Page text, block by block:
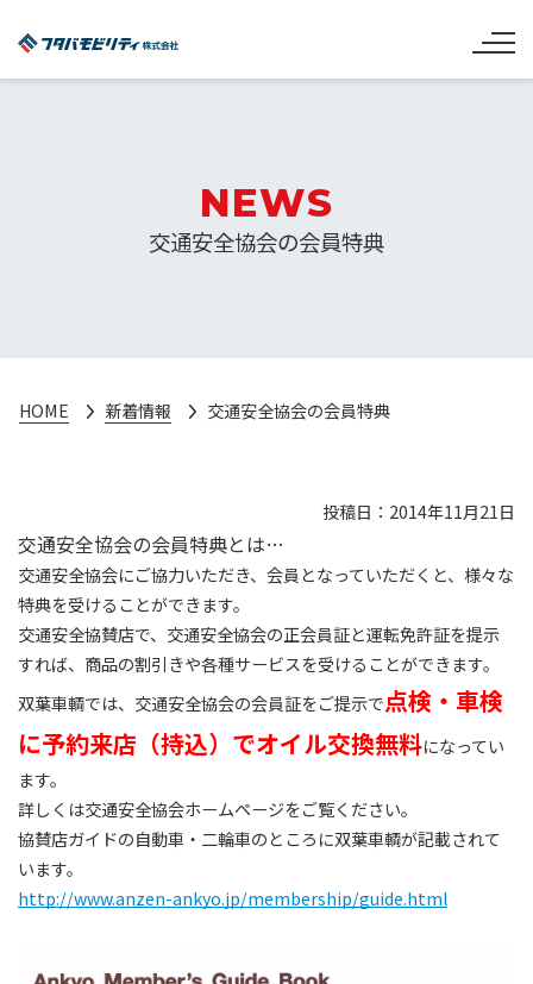
NEWS
交通安全協会の会員特典
HOME 新着情報 交通安全協会の会員特典
投稿日：2014年11月21日
交通安全協会の会員特典とは…
交通安全協会にご協力いただき、会員となっていただくと、様々な
特典を受けることができます。
交通安全協賛店で、交通安全協会の正会員証と運転免許証を提示
すれば、商品の割引きや各種サービスを受けることができます。
双葉車輌では、交通安全協会の会員証をご提示で点検・車検
に予約来店（持込）でオイル交換無料になってい
ます。
詳しくは交通安全協会ホームページをご覧ください。
協賛店ガイドの自動車・二輪車のところに双葉車輌が記載されて
います。
http://www.anzen-ankyo.jp/membership/guide.html